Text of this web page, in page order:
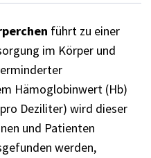
führt zu einer
im Körper und
Hämoglobinwert (Hb)
Deziliter) wird dieser
und Patienten
werden,